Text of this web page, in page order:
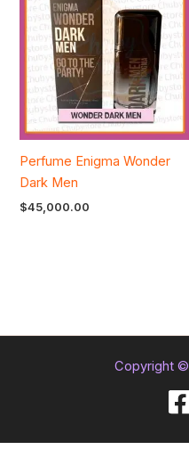
Perfume Enigma Wonder
Dark Men
$45,000.00
Copyright ©